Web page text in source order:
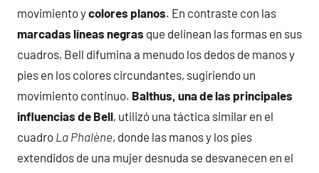
movimiento ycolores planos. En contraste con las
marcadas líneas negras que delinean las formas en sus
cuadros, Bell difumina a menudo los dedos de manos y
pies en los colores circundantes, sugiriendo un
movimiento continuo. Balthus, una de las principales
influencias de Bell, utilizó una táctica similar en el
cuadro La Phalène, donde las manos y los pies
extendidos de una mujer desnuda se desvanecen en el